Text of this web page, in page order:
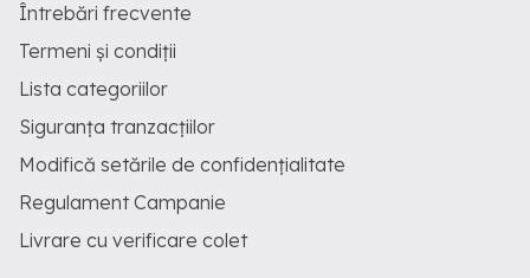
Întrebări frecvente
Termeni și condiții
Lista categoriilor
Siguranța tranzacțiilor
Modifică setările de confidențialitate
Regulament Campanie
Livrare cu verificare colet